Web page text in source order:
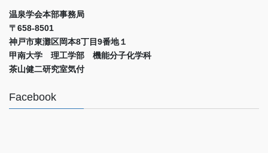
温泉学会本部事務局
〒658-8501
神戸市東灘区岡本8丁目9番地１
甲南大学 理工学部 機能分子化学科
茶山健二研究室気付
Facebook